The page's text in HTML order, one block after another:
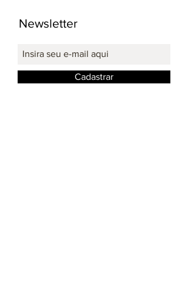
Newsletter
Cadastrar